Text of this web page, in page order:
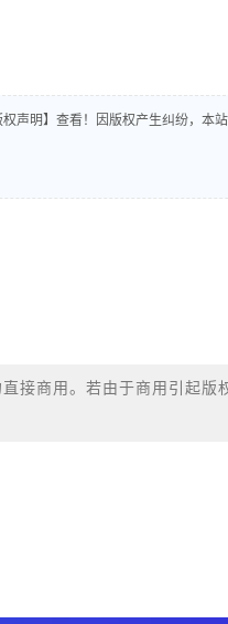
声明】查看！因版权产生纠纷，本站
接商用。若由于商用引起版